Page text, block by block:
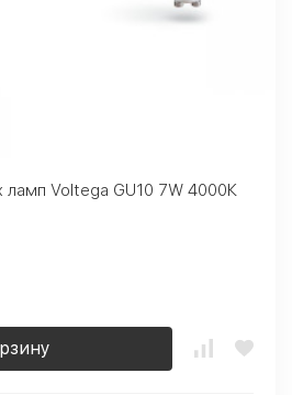
ламп Voltega GU10 7W 4000К